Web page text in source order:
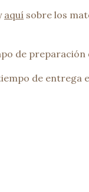
aquí sobre los
de preparación
de